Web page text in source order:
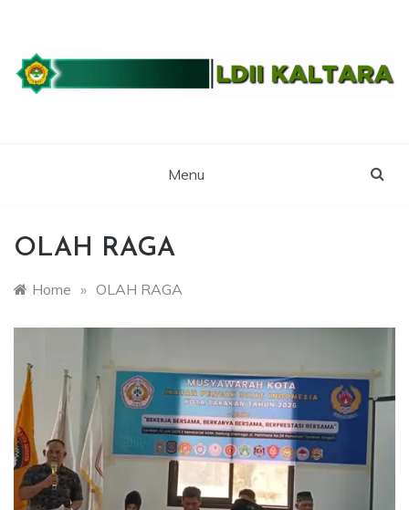
content
KALIMANTAN
UTARA
Menu
OLAH RAGA
Home » OLAH RAGA